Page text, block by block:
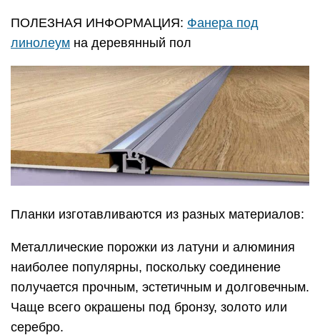
ПОЛЕЗНАЯ ИНФОРМАЦИЯ: Фанера под
линолеум на деревянный пол
Планки изготавливаются из разных материалов:
Металлические порожки из латуни и алюминия
наиболее популярны, поскольку соединение
получается прочным, эстетичным и долговечным.
Чаще всего окрашены под бронзу, золото или
серебро.